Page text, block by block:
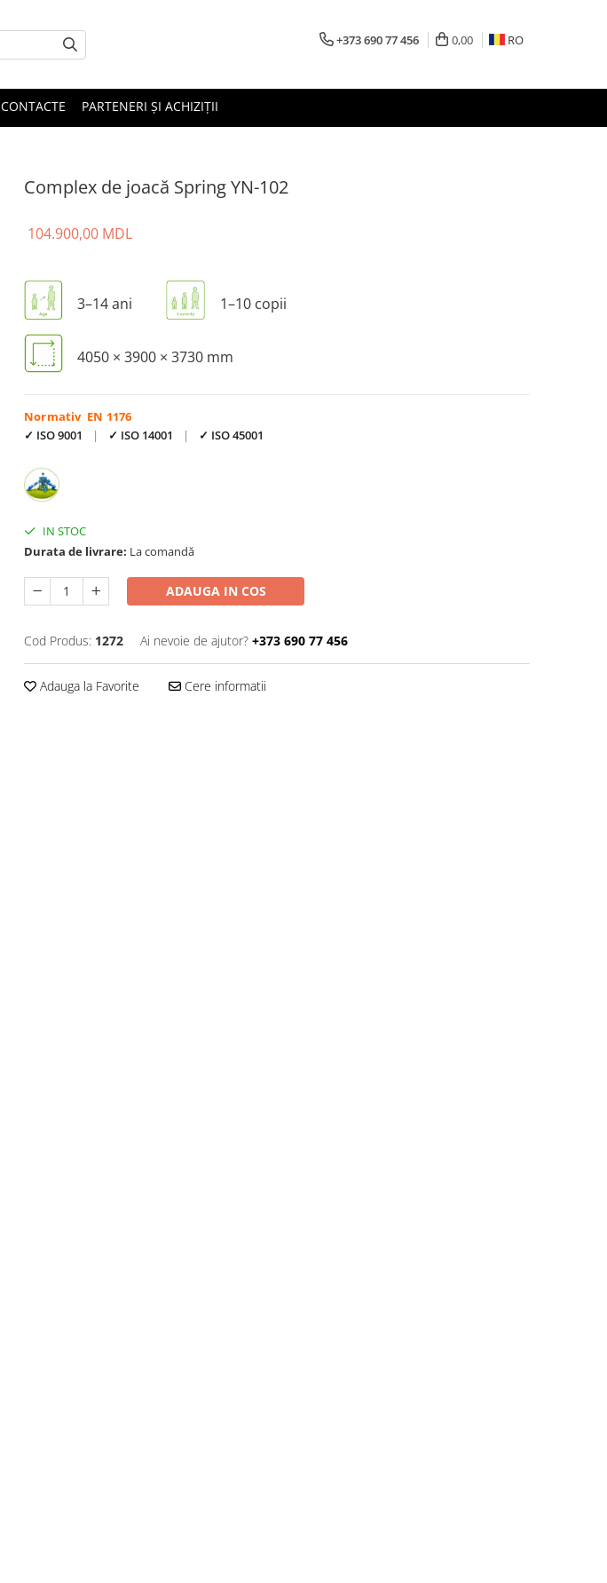
+373 690 77 456 0,00 RO
CONTACTE PARTENERI ȘI ACHIZIȚII
Complex de joacă Spring YN-102
104.900,00 MDL
3–14 ani 1–10 copii
4050 × 3900 × 3730 mm
Normativ EN 1176
✓ ISO 9001
| ✓ ISO 14001 | ✓ ISO 45001
IN STOC
Durata de livrare: La comandă
ADAUGA IN COS
Cod Produs: 1272 Ai nevoie de ajutor? +373 690 77 456
Adauga la Favorite Cere informatii